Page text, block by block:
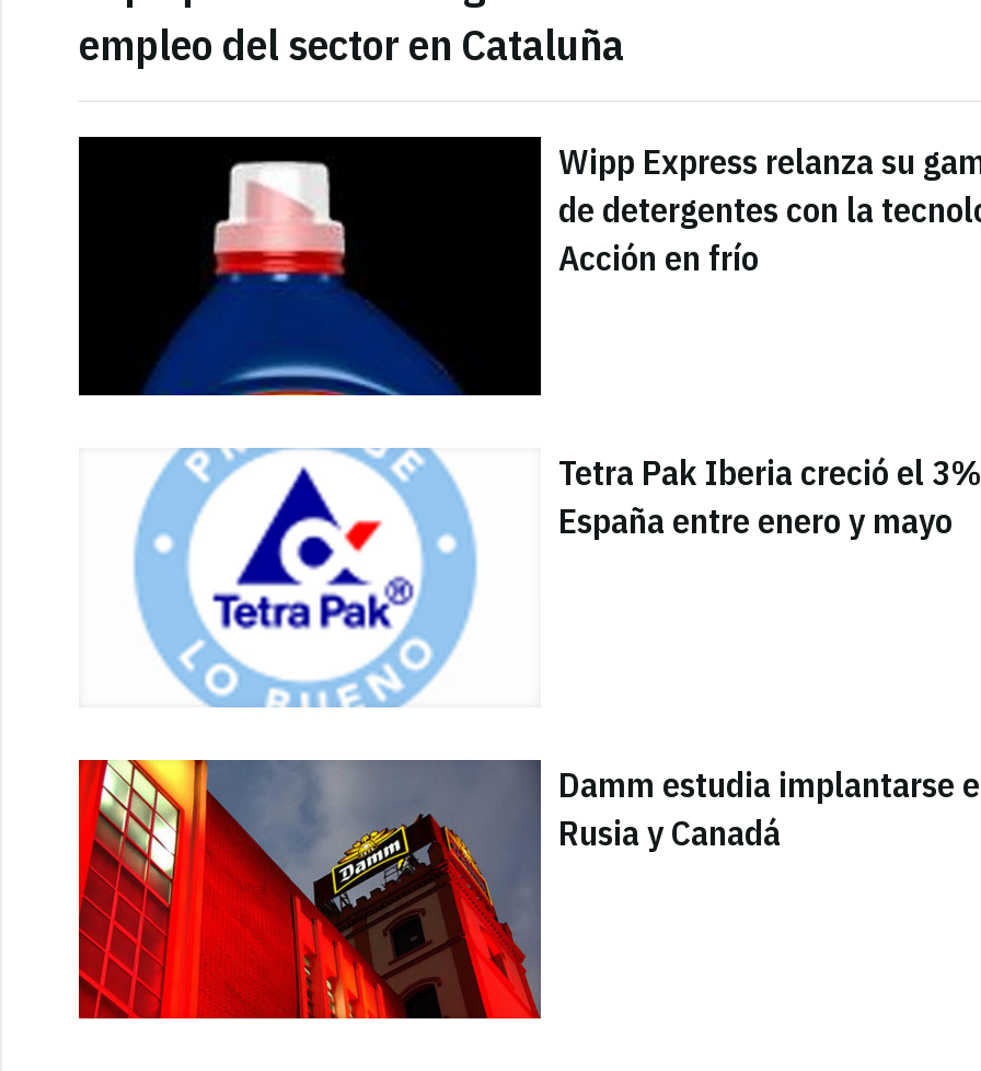
empleo del sector en Cataluña
Wipp Express relanza su
de detergentes con la
Acción en frío
Tetra Pak Iberia creció el
España entre enero y mayo
Damm estudia implantarse
Rusia y Canadá